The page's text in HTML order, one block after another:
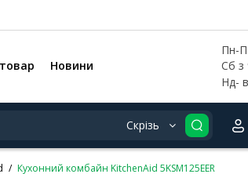
Пн-
Сб з
Нд-
Новини
Скрізь
Кухонний комбайн KitchenAid 5KSM125EER